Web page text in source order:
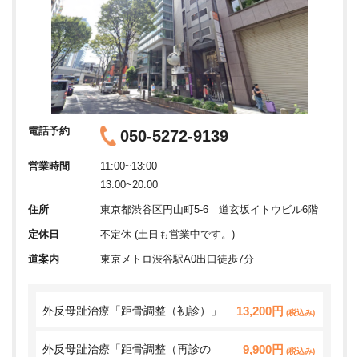
電話予約 050-5272-9139
営業時間
11:00~13:00
13:00~20:00
住所 東京都渋谷区円山町5-6 道玄坂イトウビル6階
定休日 不定休 (土日も営業中です。)
道案内 東京メトロ渋谷駅A0出口徒歩7分
外反母趾治療「距骨調整（初診）」 13,200円 (税込み)
外反母趾治療「距骨調整（再診の
9,900円 (税込み)